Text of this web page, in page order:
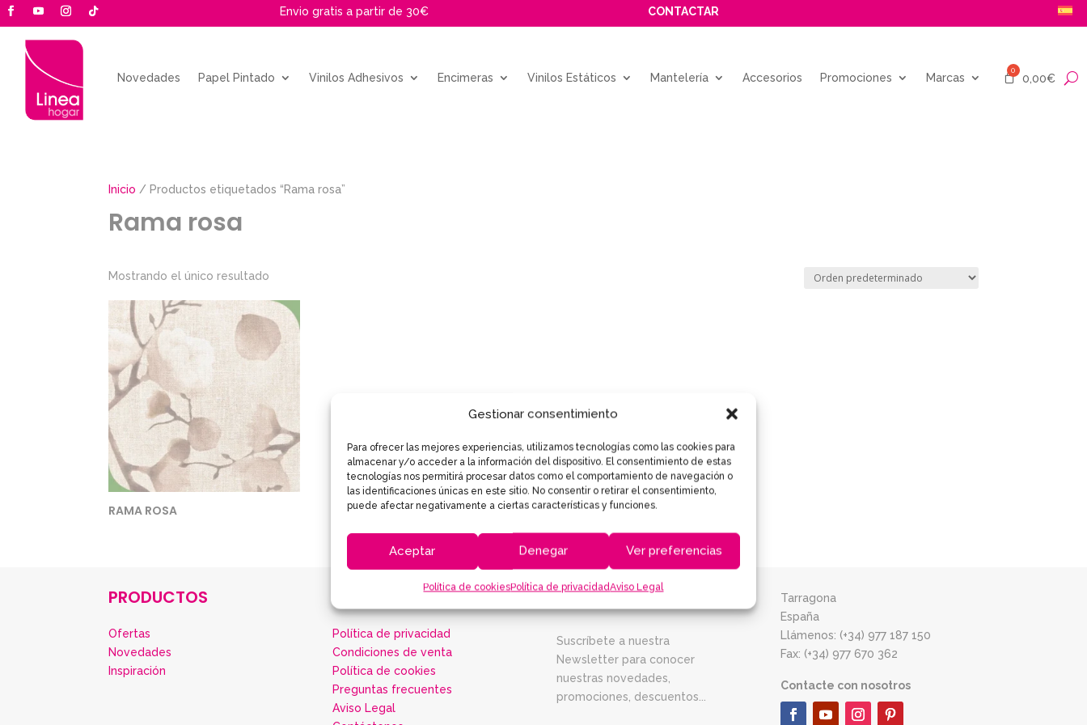
Gestionar consentimiento
Para ofrecer las mejores experiencias, utilizamos tecnologías como las cookies para
almacenar y/o acceder a la información del dispositivo. El consentimiento de estas
tecnologías nos permitirá procesar datos como el comportamiento de navegación o
las identificaciones únicas en este sitio. No consentir o retirar el consentimiento,
puede afectar negativamente a ciertas características y funciones.
Aceptar Denegar Ver preferencias
Política de cookiesPolítica de privacidadAviso Legal
Envio gratis a partir de 30€ CONTACTAR
Novedades Papel Pintado Vinilos Adhesivos Encimeras Vinilos Estáticos Mantelería Accesorios Promociones Marcas 0,00€
Inicio / Productos etiquetados “Rama rosa”
Rama rosa
Mostrando el único resultado
RAMA ROSA
PRODUCTOS
Ofertas
Novedades
Inspiración
INFORMACIÓN
Política de privacidad
Condiciones de venta
Política de cookies
Preguntas frecuentes
Aviso Legal
NEWSLETTER
Suscríbete a nuestra
Newsletter para conocer
nuestras novedades,
promociones, descuentos...
Tarragona
España
Llámenos: (+34) 977 187 150
Fax: (+34) 977 670 362
Contacte con nosotros